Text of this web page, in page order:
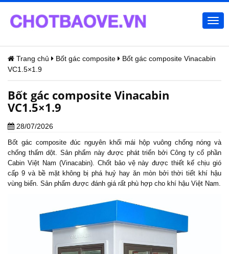
Trang chủ Bốt gác composite
Bốt gác composite Vinacabin
VC1.5×1.9
Bốt gác composite Vinacabin
VC1.5×1.9
28/07/2026
Bốt gác compositeđúc nguyên khối mái hộp vuông chống nóng và
chống thấm dột. Sản phẩm này được phát triển bởi Công ty cổ phần
Cabin Việt Nam (Vinacabin). Chốt bảo vệ này được thiết kế chịu gió
cấp 9 và bề mặt không bị phá huỷ hay ăn mòn bởi thời tiết khí hậu
vùng biển. Sản phẩm được đánh giá rất phù hợp cho khí hậu Việt Nam.